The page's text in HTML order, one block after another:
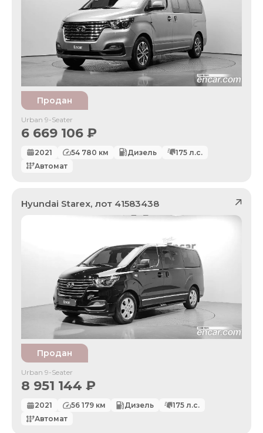
Продан
Urban 9-Seater
6 669 106 ₽
2021 54 780 км Дизель 175 л.с.
Автомат
Hyundai Starex, лот 41583438
Продан
Urban 9-Seater
8 951 144 ₽
2021 56 179 км Дизель 175 л.с.
Автомат